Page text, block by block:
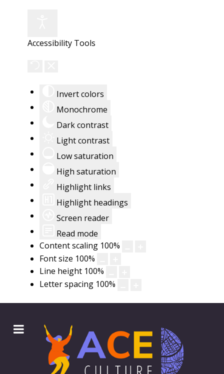
Accessibility Tools
Invert colors
Monochrome
Dark contrast
Light contrast
Low saturation
High saturation
Highlight links
Highlight headings
Screen reader
Read mode
Content scaling 100%
Font size 100%
Line height 100%
Letter spacing 100%